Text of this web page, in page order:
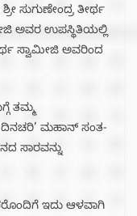
ಸುಗುಣೇಂದ್ರ ತೀರ್ಥ
ಅವರ ಉಪಸ್ಥಿತಿಯಲ್ಲಿ
ಸ್ವಾಮೀಜಿ ಅವರಿಂದ
ತಮ್ಮ
ದಿನಚರಿ’ ಮಹಾನ್ ಸಂತ-
ಸಾರವನ್ನು
ಇದು ಆಳವಾಗಿ